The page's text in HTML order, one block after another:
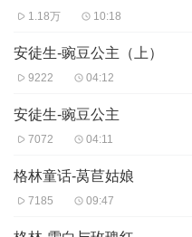
1.18万 10:18
安徒生-豌豆公主（上）
9222 04:12
安徒生-豌豆公主
7072 04:11
格林童话-莴苣姑娘
7185 09:47